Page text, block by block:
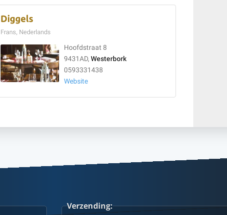
Diggels
Frans, Nederlands
Hoofdstraat 8
9431AD, Westerbork
0593331438
Website
Verzending: